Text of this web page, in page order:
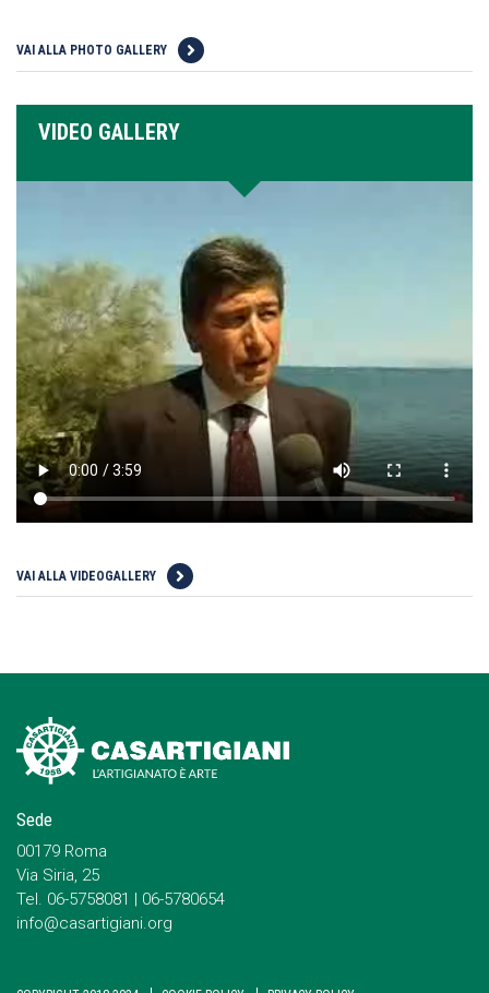
VAI ALLA PHOTO GALLERY
VIDEO GALLERY
VAI ALLA VIDEOGALLERY
Sede
00179 Roma
Via Siria, 25
Tel. 06-5758081 | 06-5780654
info@casartigiani.org